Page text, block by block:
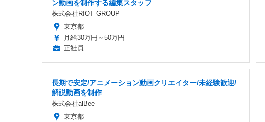
ン動画を制作する編集スタッフ
株式会社RIOT GROUP
東京都
月給30万円～50万円
正社員
長期で安定/アニメーション動画クリエイター/未経験歓迎/
解説動画を制作
株式会社alBee
東京都